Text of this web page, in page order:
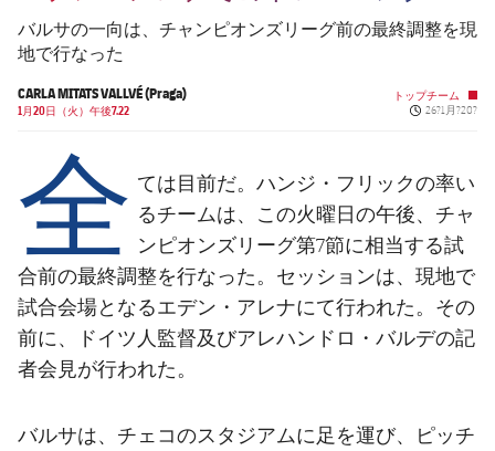
順位表
チケット
結果
順位表
PLUSICON
LABEL.ARIA.PLUS
トップチーム
スケジュール
チケット
結果
順位表
トップチーム
plusicon
label.aria.plus
スケジュール
チケット
結果
バルサの一向は、チャンピオンズリーグ前の最終調整を現
地で行なった
CARLA MITATS VALLVÉ (Praga)
1月20日（火）午後7.22
トップチーム
Published
26?1月?20?
全 ては目前だ。ハンジ・フリックの率い
るチームは、この火曜日の午後、チャ
ンピオンズリーグ第7節に相当する試
合前の最終調整を行なった。セッションは、現地で
試合会場となるエデン・アレナにて行われた。その
前に、ドイツ人監督及びアレハンドロ・バルデの記
者会見が行われた。
バルサは、チェコのスタジアムに足を運び、ピッチ